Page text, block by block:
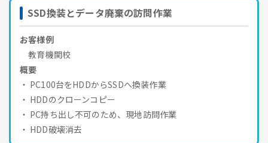
SSD換装とデータ廃棄の訪問作業
お客様例
教育機関校
概要
PC100台をHDDからSSDへ換装作業
HDDのクローンコピー
PC持ち出し不可のため、現地訪問作業
HDD破壊消去